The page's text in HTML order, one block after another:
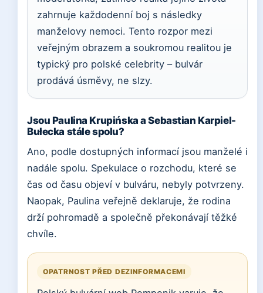
zahrnuje každodenní boj s následky
manželovy nemoci. Tento rozpor mezi
veřejným obrazem a soukromou realitou je
typický pro polské celebrity – bulvár
prodává úsměvy, ne slzy.
Jsou Paulina Krupińska a Sebastian Karpiel-
Bułecka stále spolu?
Ano, podle dostupných informací jsou manželé i
nadále spolu. Spekulace o rozchodu, které se
čas od času objeví v bulváru, nebyly potvrzeny.
Naopak, Paulina veřejně deklaruje, že rodina
drží pohromadě a společně překonávají těžké
chvíle.
OPATRNOST PŘED DEZINFORMACEMI